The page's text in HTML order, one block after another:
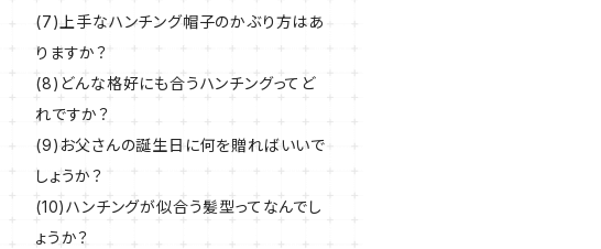
(7)上手なハンチング帽子のかぶり方はあ
りますか？
(8)どんな格好にも合うハンチングってど
れですか？
(9)お父さんの誕生日に何を贈ればいいで
しょうか？
(10)ハンチングが似合う髪型ってなんでし
ょうか？